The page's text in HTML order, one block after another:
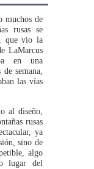
muchos de
rusas se
que vio la
LaMarcus
en una
semana,
las vías
al diseño,
rusas
ya
sino de
algo
lugar del